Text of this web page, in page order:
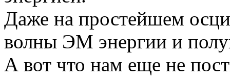
Даже на простейшем
волны ЭМ энергии и
А вот что нам еще не